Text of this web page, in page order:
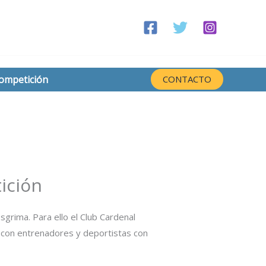
CONTACTO
Para ello el Club Cardenal
entrenadores y deportistas con